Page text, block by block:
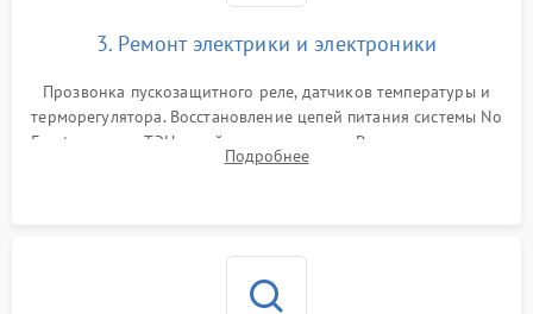
3. Ремонт электрики и электроники
Прозвонка пускозащитного реле, датчиков температуры и
терморегулятора. Восстановление цепей питания системы No
Frost, включая ТЭН оттайки и вентилятор. Ремонт или замена
платы управления при сбоях алгоритмов.
Подробнее